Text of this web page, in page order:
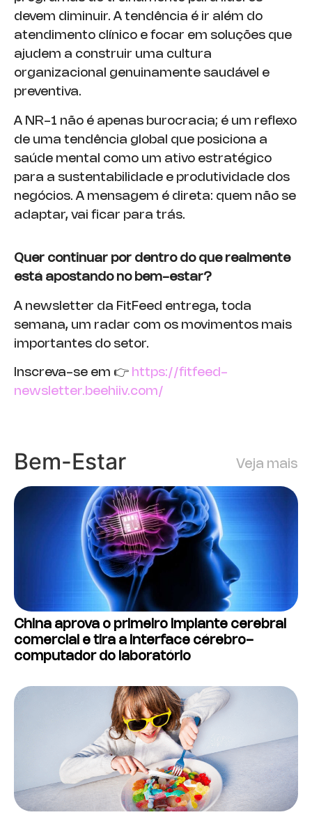
devem diminuir. A tendência é ir além do
atendimento clínico e focar em soluções que
ajudem a construir uma cultura
organizacional genuinamente saudável e
preventiva.
A NR-1 não é apenas burocracia; é um reflexo
de uma tendência global que posiciona a
saúde mental como um ativo estratégico
para a sustentabilidade e produtividade dos
negócios. A mensagem é direta: quem não se
adaptar, vai ficar para trás.
Quer continuar por dentro do que realmente
está apostando no bem-estar?
A newsletter da FitFeed entrega, toda
semana, um radar com os movimentos mais
importantes do setor.
Inscreva-se em 👉 https://fitfeed-
newsletter.beehiiv.com/
Bem-Estar Veja mais
China aprova o primeiro implante cerebral
comercial e tira a interface cérebro-
computador do laboratório